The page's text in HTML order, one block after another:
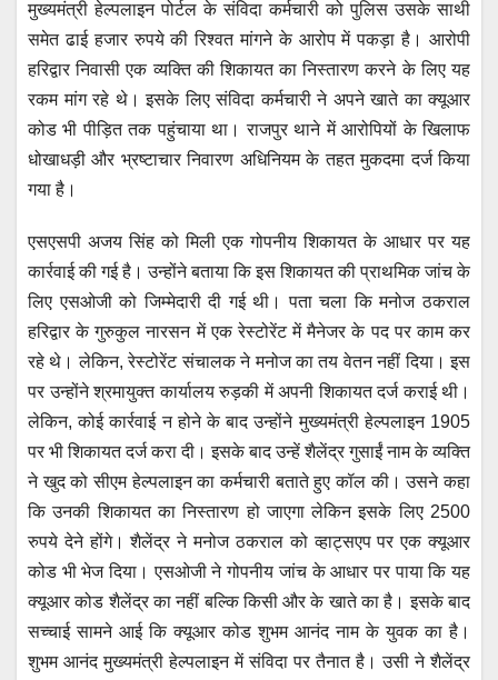
s
A
p
p
e
b
o
o
k
er
e
n
g
er
gr
a
m
मुख्यमंत्री हेल्पलाइन पोर्टल के संविदा कर्मचारी को पुलिस उसके साथी
समेत ढाई हजार रुपये की रिश्वत मांगने के आरोप में पकड़ा है। आरोपी
हरिद्वार निवासी एक व्यक्ति की शिकायत का निस्तारण करने के लिए यह
रकम मांग रहे थे। इसके लिए संविदा कर्मचारी ने अपने खाते का क्यूआर
कोड भी पीड़ित तक पहुंचाया था। राजपुर थाने में आरोपियों के खिलाफ
धोखाधड़ी और भ्रष्टाचार निवारण अधिनियम के तहत मुकदमा दर्ज किया
गया है।
एसएसपी अजय सिंह को मिली एक गोपनीय शिकायत के आधार पर यह
कार्रवाई की गई है। उन्होंने बताया कि इस शिकायत की प्राथमिक जांच के
लिए एसओजी को जिम्मेदारी दी गई थी। पता चला कि मनोज ठकराल
हरिद्वार के गुरुकुल नारसन में एक रेस्टोरेंट में मैनेजर के पद पर काम कर
रहे थे। लेकिन, रेस्टोरेंट संचालक ने मनोज का तय वेतन नहीं दिया। इस
पर उन्होंने श्रमायुक्त कार्यालय रुड़की में अपनी शिकायत दर्ज कराई थी।
लेकिन, कोई कार्रवाई न होने के बाद उन्होंने मुख्यमंत्री हेल्पलाइन 1905
पर भी शिकायत दर्ज करा दी। इसके बाद उन्हें शैलेंद्र गुसाईं नाम के व्यक्ति
ने खुद को सीएम हेल्पलाइन का कर्मचारी बताते हुए कॉल की। उसने कहा
कि उनकी शिकायत का निस्तारण हो जाएगा लेकिन इसके लिए 2500
रुपये देने होंगे। शैलेंद्र ने मनोज ठकराल को व्हाट्सएप पर एक क्यूआर
कोड भी भेज दिया। एसओजी ने गोपनीय जांच के आधार पर पाया कि यह
क्यूआर कोड शैलेंद्र का नहीं बल्कि किसी और के खाते का है। इसके बाद
सच्चाई सामने आई कि क्यूआर कोड शुभम आनंद नाम के युवक का है।
शुभम आनंद मुख्यमंत्री हेल्पलाइन में संविदा पर तैनात है। उसी ने शैलेंद्र